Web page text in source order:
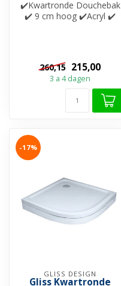
✔️Kwartronde Douchebak
✔️ 9 cm hoog ✔️Acryl ✔️
260,15 215,00
3 a 4 dagen
-17%
GLISS DESIGN
Gliss Kwartronde